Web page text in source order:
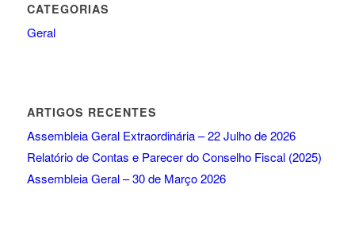
CATEGORIAS
Geral
ARTIGOS RECENTES
Assembleia Geral Extraordinária – 22 Julho de 2026
Relatório de Contas e Parecer do Conselho Fiscal (2025)
Assembleia Geral – 30 de Março 2026